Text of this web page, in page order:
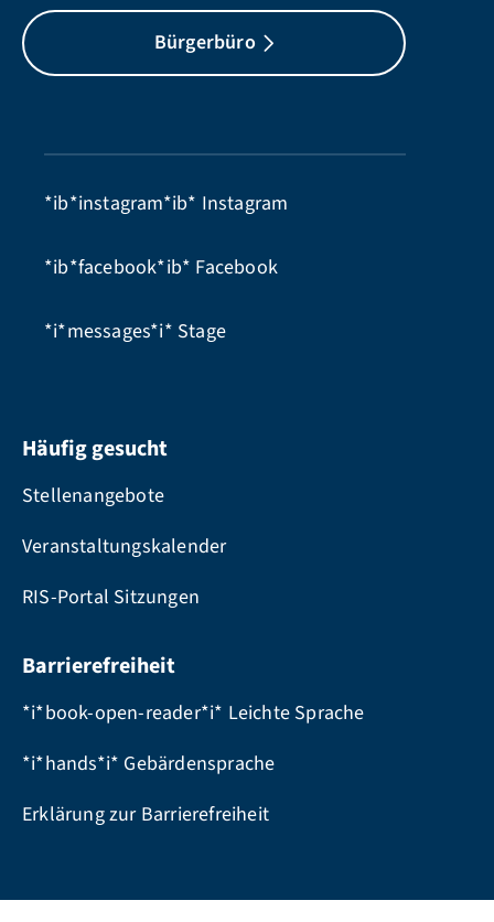
Bürgerbüro
*ib*instagram*ib* Instagram
*ib*facebook*ib* Facebook
*i*messages*i* Stage
Häufig gesucht
Stellenangebote
Veranstaltungskalender
RIS-Portal Sitzungen
Barrierefreiheit
*i*book-open-reader*i* Leichte Sprache
*i*hands*i* Gebärdensprache
Erklärung zur Barrierefreiheit